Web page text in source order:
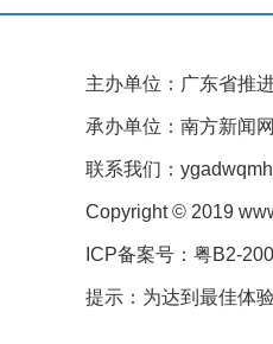
主办单位：广东省推
承办单位：南方新闻网
联系我们：
Copyright © 2019
ICP备案号：粤B2-
提示：为达到最佳体